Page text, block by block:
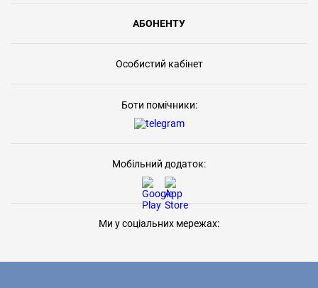
АБОНЕНТУ
Особистий кабінет
Боти помічники:
Мобільний додаток:
Ми у соціальних мережах: